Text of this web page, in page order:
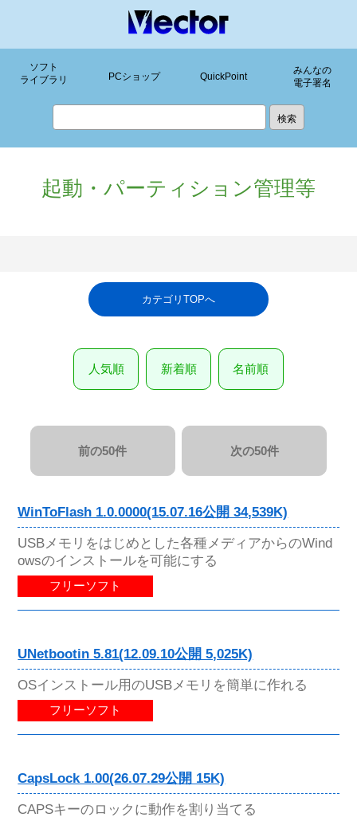
ソフト
ライブラリ
PCショップ QuickPoint
みんなの
電子署名
起動・パーティション管理等
カテゴリTOPへ
人気順 新着順 名前順
前の50件 次の50件
WinToFlash 1.0.0000(15.07.16公開 34,539K)
USBメモリをはじめとした各種メディアからのWind
owsのインストールを可能にする
フリーソフト
UNetbootin 5.81(12.09.10公開 5,025K)
OSインストール用のUSBメモリを簡単に作れる
フリーソフト
CapsLock 1.00(26.07.29公開 15K)
CAPSキーのロックに動作を割り当てる